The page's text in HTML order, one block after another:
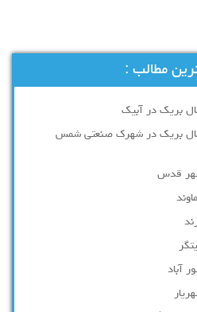
مطالب :
بریک در آبیک
بریک در شهرک صنعتی شمس
شهر قدس
آباد